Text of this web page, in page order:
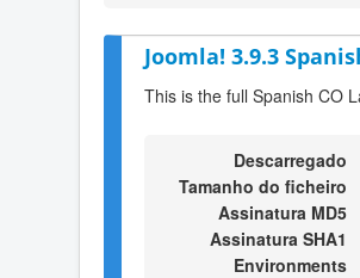
Joomla! 3.9.3
This is the full Spanish CO
Descarregado
Tamanho do ficheiro
Assinatura MD5
Assinatura SHA1
Environments